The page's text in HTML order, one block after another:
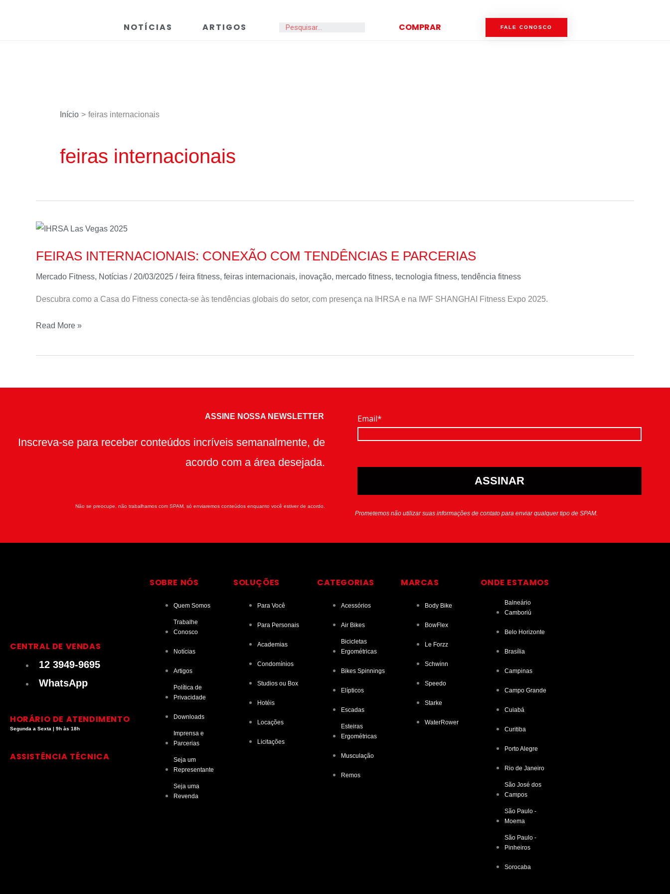
NOTÍCIAS ARTIGOS Search COMPRAR FALE CONOSCO
Início feiras internacionais
feiras internacionais
FEIRAS INTERNACIONAIS: CONEXÃO COM TENDÊNCIAS E PARCERIAS
Mercado Fitness, Notícias / 20/03/2025 /feira fitness, feiras internacionais, inovação, mercado fitness, tecnologia fitness, tendência fitness
Descubra como a Casa do Fitness conecta-se às tendências globais do setor, com presença na IHRSA e na IWF SHANGHAI Fitness Expo 2025.
FEIRAS
CONEXÃO
E
Read More »
ASSINE NOSSA NEWSLETTER
Inscreva-se para receber conteúdos incríveis semanalmente, de
acordo com a área desejada.
Não se preocupe, não trabalhamos com SPAM, só enviaremos conteúdos enquanto você estiver de acordo.
Email*
ASSINAR
Prometemos não utilizar suas informações de contato para enviar qualquer tipo de SPAM.
n
s
t
a
g
r
i
n
k
e
d
i
o
u
u
e
o
CENTRAL DE VENDAS
12 3949-9695
WhatsApp
HORÁRIO DE ATENDIMENTO
Segunda a Sexta | 9h às 18h
ASSISTÊNCIA TÉCNICA
SOBRE NÓS
Quem Somos
Trabalhe
Conosco
Notícias
Artigos
Política de
Privacidade
Downloads
Imprensa e
Parcerias
Seja um
Representante
Seja uma
Revenda
SOLUÇÕES
Para Você
Para Personais
Academias
Condomínios
Studios ou Box
Hotéis
Locações
Licitações
CATEGORIAS
Acessórios
Air Bikes
Bicicletas
Ergométricas
Bikes Spinnings
Elípticos
Escadas
Esteiras
Ergométricas
Musculação
Remos
MARCAS
Body Bike
BowFlex
Le Forzz
Schwinn
Speedo
Starke
WaterRower
ONDE ESTAMOS
Balneário
Camboriú
Belo Horizonte
Brasília
Campinas
Campo Grande
Cuiabá
Curitiba
Porto Alegre
Rio de Janeiro
São José dos
Campos
São Paulo -
Moema
São Paulo -
Pinheiros
Sorocaba